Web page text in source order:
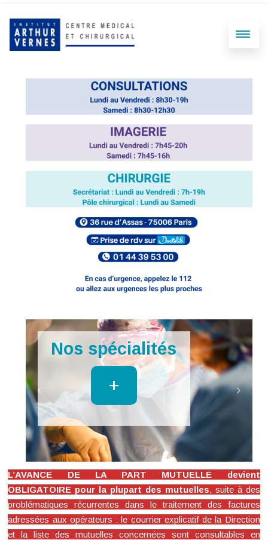
Imagerie
+
L’AVANCE DE LA PART MUTUELLE devient
OBLIGATOIRE pour la plupart des mutuelles, suite à des
problématiques récurrentes dans le traitement des factures
adressées aux opérateurs : le courrier explicatif de la Direction
et la liste des mutuelles concernées sont consultables en